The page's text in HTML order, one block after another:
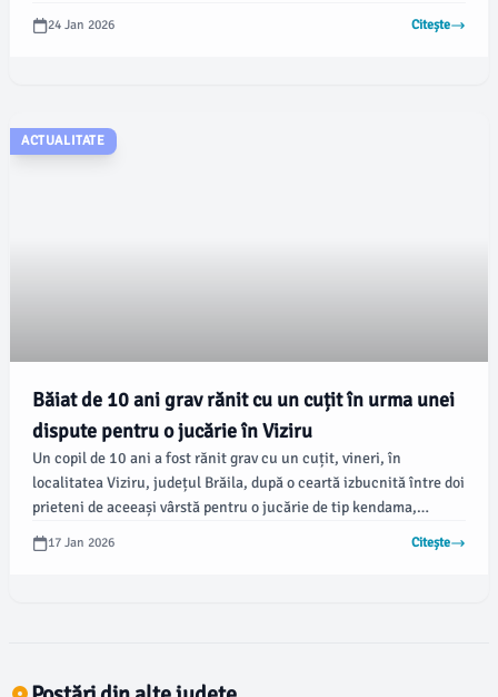
CBS News. Guvernatorul statului Minnesota, Tim Walz, a cerut
oprirea operațiunii, exprimându-și îngrijorarea față de violența
24 Jan 2026 Citește
ACTUALITATE
Băiat de 10 ani grav rănit cu un cuțit în urma unei
dispute pentru o jucărie în Viziru
Un copil de 10 ani a fost rănit grav cu un cuțit, vineri, în
localitatea Viziru, județul Brăila, după o ceartă izbucnită între doi
prieteni de aceeași vârstă pentru o jucărie de tip kendama,
potrivit informațiilor pe care le transmite Monitorul de Galați.
Incidentul a avut loc într-un context tensionat, iar unul dintre
17 Jan 2026 Citește